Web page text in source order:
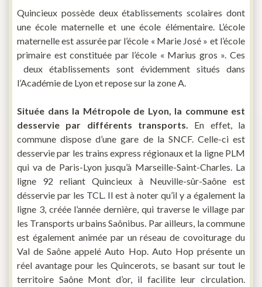
Quincieux possède deux établissements scolaires dont
une école maternelle et une école élémentaire. L’école
maternelle est assurée par l’école « Marie José » et l’école
primaire est constituée par l’école « Marius gros ». Ces
deux établissements sont évidemment situés dans
l’Académie de Lyon et repose sur la zone A.
Située dans la Métropole de Lyon, la commune est
desservie par différents transports. En effet, la
commune dispose d’une gare de la SNCF. Celle-ci est
desservie par les trains express régionaux et la ligne PLM
qui va de Paris-Lyon jusqu’à Marseille-Saint-Charles. La
ligne 92 reliant Quincieux à Neuville-sûr-Saône est
désservie par les TCL. Il est à noter qu’il y a également la
ligne 3, créée l’année dernière, qui traverse le village par
les Transports urbains Saônibus. Par ailleurs, la commune
est également animée par un réseau de covoiturage du
Val de Saône appelé Auto Hop. Auto Hop présente un
réel avantage pour les Quincerots, se basant sur tout le
territoire Saône Mont d’or, il facilite leur circulation.